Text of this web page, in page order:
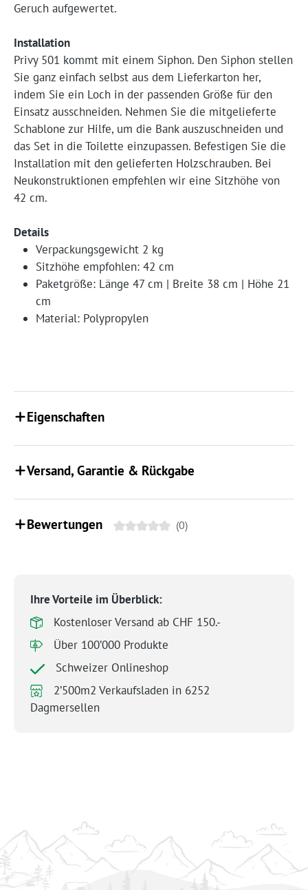
Geruch aufgewertet.
Installation
Privy 501 kommt mit einem Siphon. Den Siphon stellen
Sie ganz einfach selbst aus dem Lieferkarton her,
indem Sie ein Loch in der passenden Größe für den
Einsatz ausschneiden. Nehmen Sie die mitgelieferte
Schablone zur Hilfe, um die Bank auszuschneiden und
das Set in die Toilette einzupassen. Befestigen Sie die
Installation mit den gelieferten Holzschrauben. Bei
Neukonstruktionen empfehlen wir eine Sitzhöhe von
42 cm.
Details
Verpackungsgewicht 2 kg
Sitzhöhe empfohlen: 42 cm
Paketgröße: Länge 47 cm | Breite 38 cm | Höhe 21
cm
Material: Polypropylen
Eigenschaften
Versand, Garantie & Rückgabe
Bewertungen (0)
Ihre Vorteile im Überblick:
Kostenloser Versand ab CHF 150.-
Über 100’000 Produkte
Schweizer Onlineshop
2’500m2 Verkaufsladen in 6252
Dagmersellen